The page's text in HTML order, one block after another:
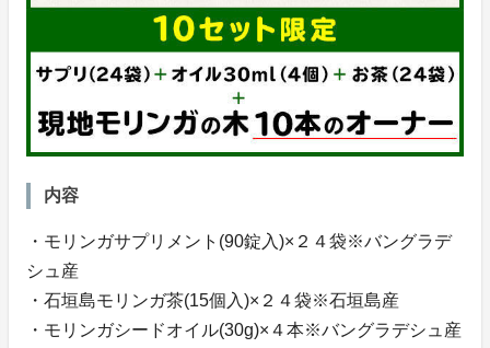
内容
・モリンガサプリメント(90錠入)×２４袋※バングラデ
シュ産
・石垣島モリンガ茶(15個入)×２４袋※石垣島産
・モリンガシードオイル(30g)×４本※バングラデシュ産